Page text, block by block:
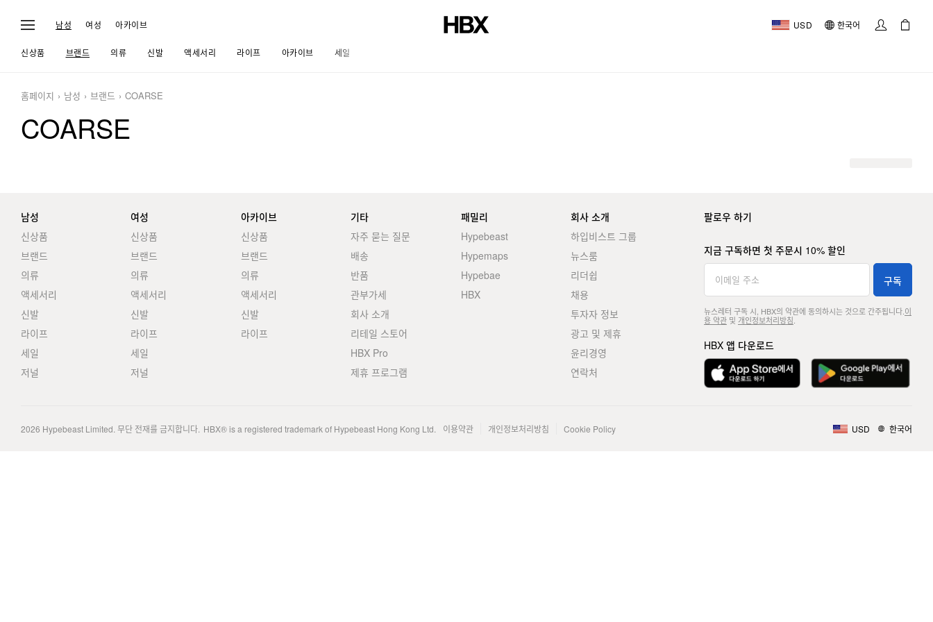
남성 여성 아카이브 USD 한국어
신상품 브랜드 의류 신발 액세서리 라이프 아카이브 세일
홈페이지 남성 브랜드 COARSE
COARSE
남성
신상품
브랜드
의류
액세서리
신발
라이프
세일
저널
여성
신상품
브랜드
의류
액세서리
신발
라이프
세일
저널
아카이브
신상품
브랜드
의류
액세서리
신발
라이프
기타
자주 묻는 질문
배송
반품
관부가세
회사 소개
리테일 스토어
HBX Pro
제휴 프로그램
패밀리
Hypebeast
Hypemaps
Hypebae
HBX
회사 소개
하입비스트 그룹
뉴스룸
리더쉽
채용
투자자 정보
광고 및 제휴
윤리경영
연락처
팔로우 하기
지금 구독하면 첫 주문시 10% 할인
구독
뉴스레터 구독 시, HBX의 약관에 동의하시는 것으로 간주됩니다. 이
용 약관및 개인정보처리방침
HBX 앱 다운로드
2026 Hypebeast Limited. 무단 전재를 금지합니다. HBX® is a registered trademark of Hypebeast Hong Kong Ltd. 이용약관 개인정보처리방침 Cookie Policy USD 한국어